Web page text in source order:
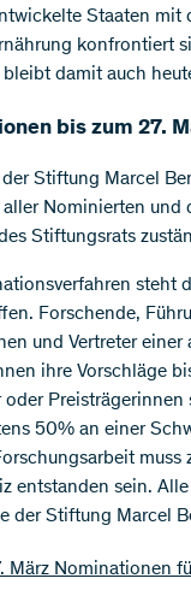
Staaten mit
konfrontiert
damit auch
bis zum 27.
Stiftung Marcel
Nominierten und
Stiftungsrats
steht
Forschende,
und Vertreter
ihre Vorschläge
oder
50% an einer
entstanden sein.
der Stiftung Marcel
März Nominationen